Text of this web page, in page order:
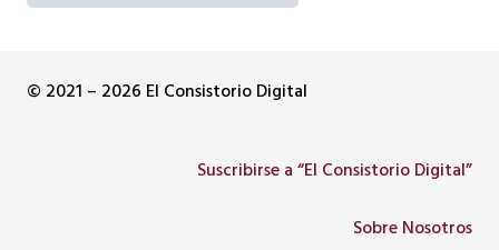
© 2021 – 2026 El Consistorio Digital
Suscribirse a “El Consistorio Digital”
Sobre Nosotros